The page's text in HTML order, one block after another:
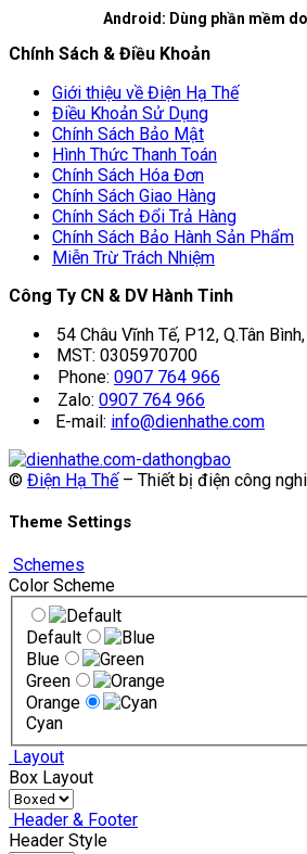
Android: Dùng phần mềm
Chính Sách & Điều Khoản
Giới thiệu về Điện Hạ Thế
Điều Khoản Sử Dụng
Chính Sách Bảo Mật
Hình Thức Thanh Toán
Chính Sách Hóa Đơn
Chính Sách Giao Hàng
Chính Sách Đổi Trả Hàng
Chính Sách Bảo Hành Sản Phẩm
Miễn Trừ Trách Nhiệm
Công Ty CN & DV Hành Tinh
54 Châu Vĩnh Tế, P12, Q.Tân
MST: 0305970700
Phone: 0907 764 966
Zalo: 0907 764 966
E-mail: info@dienhathe.com
© Điện Hạ Thế– Thiết bị điện công
Theme Settings
Schemes
Color Scheme
Default
Blue
Green
Orange
Cyan
Layout
Box Layout
Header & Footer
Header Style